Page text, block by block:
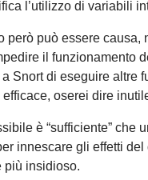
l’utilizzo di variabili
però può essere
il funzionamento
Snort di eseguire altre
oserei dire
è “sufficiente”
innescare gli effetti
più insidioso.